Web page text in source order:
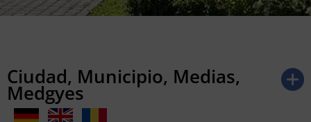
Ciudad, Municipio, Medias,
Medgyes